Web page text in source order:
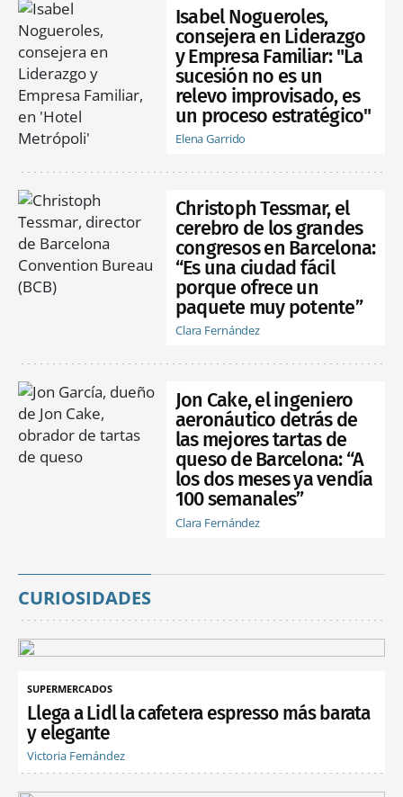
Isabel Nogueroles,
consejera en Liderazgo
y Empresa Familiar: "La
sucesión no es un
relevo improvisado, es
un proceso estratégico"
Elena Garrido
Christoph Tessmar, el
cerebro de los grandes
congresos en Barcelona:
“Es una ciudad fácil
porque ofrece un
paquete muy potente”
Clara Fernández
Jon Cake, el ingeniero
aeronáutico detrás de
las mejores tartas de
queso de Barcelona: “A
los dos meses ya vendía
100 semanales”
Clara Fernández
CURIOSIDADES
SUPERMERCADOS
Llega a Lidl la cafetera espresso más barata
y elegante
Victoria Fernández